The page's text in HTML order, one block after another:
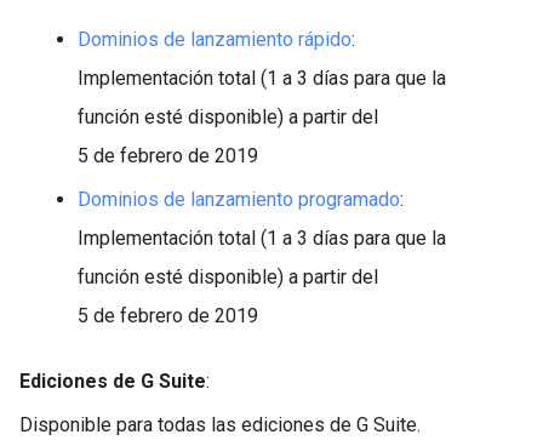
Dominios de lanzamiento rápido:
Implementación total (1 a 3 días para que la
función esté disponible) a partir del
5 de febrero de 2019
Dominios de lanzamiento programado:
Implementación total (1 a 3 días para que la
función esté disponible) a partir del
5 de febrero de 2019
Ediciones de G Suite:
Disponible para todas las ediciones de G Suite.